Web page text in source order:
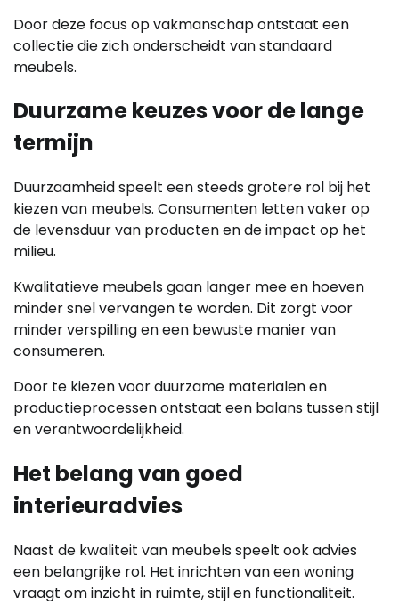
Door deze focus op vakmanschap ontstaat een
collectie die zich onderscheidt van standaard
meubels.
Duurzame keuzes voor de lange
termijn
Duurzaamheid speelt een steeds grotere rol bij het
kiezen van meubels. Consumenten letten vaker op
de levensduur van producten en de impact op het
milieu.
Kwalitatieve meubels gaan langer mee en hoeven
minder snel vervangen te worden. Dit zorgt voor
minder verspilling en een bewuste manier van
consumeren.
Door te kiezen voor duurzame materialen en
productieprocessen ontstaat een balans tussen stijl
en verantwoordelijkheid.
Het belang van goed
interieuradvies
Naast de kwaliteit van meubels speelt ook advies
een belangrijke rol. Het inrichten van een woning
vraagt om inzicht in ruimte, stijl en functionaliteit.